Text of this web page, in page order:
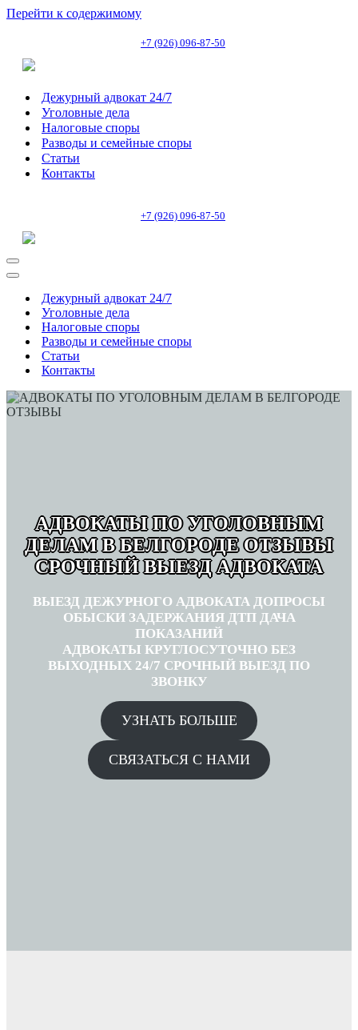
Перейти к содержимому
+7 (926) 096-87-50
Дежурный адвокат 24/7
Уголовные дела
Налоговые споры
Разводы и семейные споры
Статьи
Контакты
+7 (926) 096-87-50
Меню
навигации
Меню
навигацииДежурный адвокат 24/7
Уголовные дела
Налоговые споры
Разводы и семейные споры
Статьи
Контакты
АДВОКАТЫ ПО УГОЛОВНЫМ
ДЕЛАМ В БЕЛГОРОДЕ ОТЗЫВЫ
СРОЧНЫЙ ВЫЕЗД АДВОКАТА
ВЫЕЗД ДЕЖУРНОГО АДВОКАТА ДОПРОСЫ
ОБЫСКИ ЗАДЕРЖАНИЯ ДТП ДАЧА
ПОКАЗАНИЙ
АДВОКАТЫ КРУГЛОСУТОЧНО БЕЗ
ВЫХОДНЫХ 24/7 СРОЧНЫЙ ВЫЕЗД ПО
ЗВОНКУ
УЗНАТЬ БОЛЬШЕ
СВЯЗАТЬСЯ С НАМИ